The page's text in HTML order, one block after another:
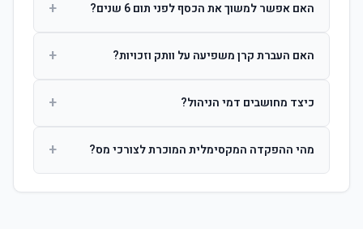
ההשקעות. קרן מסלולית עוקבת אחרי מדד ספציפי ומאפשרת
האם אפשר למשוך את הכסף לפני תום 6 שנים? +
הרווחים. לאחר 6 שנים ניתן למשוך פטור ממס עד לתקרה
האם העברת קרן משפיעה על וותק וזכויות? +
החברות. הוותק ממשיך להיספר מיום ההפקדה הראשונה.
כיצד מחושבים דמי הניהול? +
ומתן על שיעורם בעת הצטרפות.
מהי ההפקדה המקסימלית המוכרת לצורכי מס? +